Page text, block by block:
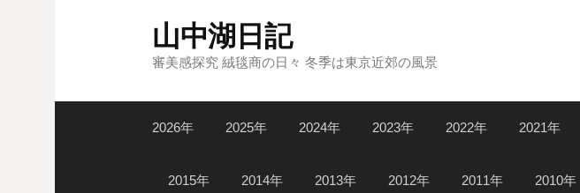
ツ
山中湖日記
審美感探究 絨毯商の日々 冬季は東京近郊の風景
2026年 2025年 2024年 2023年 2022年 2021年
2015年 2014年 2013年 2012年 2011年 2010年